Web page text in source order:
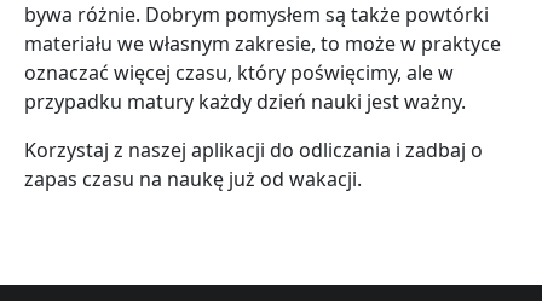
bywa różnie. Dobrym pomysłem są także powtórki
materiału we własnym zakresie, to może w praktyce
oznaczać więcej czasu, który poświęcimy, ale w
przypadku matury każdy dzień nauki jest ważny.
Korzystaj z naszej aplikacji do odliczania i zadbaj o
zapas czasu na naukę już od wakacji.